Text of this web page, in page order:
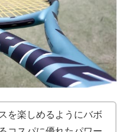
を楽しめるようにバボ